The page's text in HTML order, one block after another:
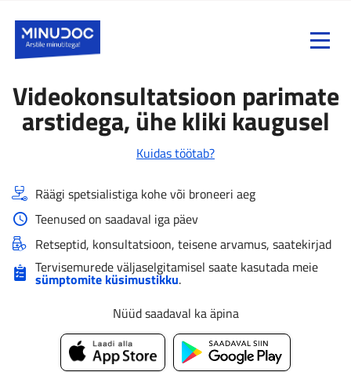
Toggle
Videokonsultatsioon parimate
arstidega, ühe kliki kaugusel
Kuidas töötab?
Räägi spetsialistiga kohe või broneeri aeg
Teenused on saadaval iga päev
Retseptid, konsultatsioon, teisene arvamus, saatekirjad
Tervisemurede väljaselgitamisel saate kasutada meie
sümptomite küsimustikku.
Nüüd saadaval ka äpina